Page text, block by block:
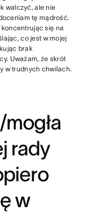
walczyć, ale nie
tę mądrość.
koncentrując się na
co jest w mojej
brak
Uważam, że skrót
w trudnych chwilach.
rady
w